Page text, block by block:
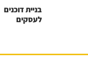
בניית דוכנים
לעסקים